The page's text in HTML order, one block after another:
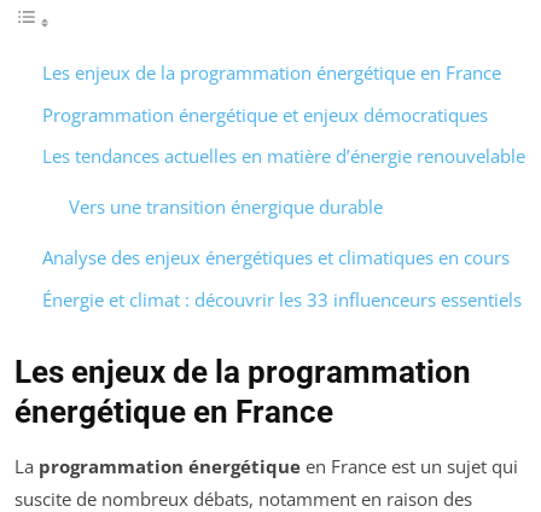
Les enjeux de la programmation énergétique en France
Programmation énergétique et enjeux démocratiques
Les tendances actuelles en matière d’énergie renouvelable
Vers une transition énergique durable
Analyse des enjeux énergétiques et climatiques en cours
Énergie et climat : découvrir les 33 influenceurs essentiels
Les enjeux de la programmation
énergétique en France
La programmation énergétique en France est un sujet qui
suscite de nombreux débats, notamment en raison des